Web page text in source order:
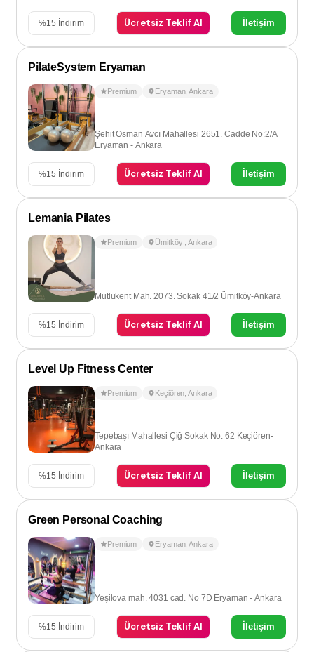
%15 İndirim Ücretsiz Teklif Al İletişim
PilateSystem Eryaman
Premium Eryaman,Ankara
Şehit Osman Avcı Mahallesi 2651. Cadde No:2/A
Eryaman - Ankara
%15 İndirim Ücretsiz Teklif Al İletişim
Lemania Pilates
Premium Ümitköy ,Ankara
Mutlukent Mah. 2073. Sokak 41/2 Ümitköy-Ankara
%15 İndirim Ücretsiz Teklif Al İletişim
Level Up Fitness Center
Premium Keçiören ,Ankara
Tepebaşı Mahallesi Çiğ Sokak No: 62 Keçiören-
Ankara
%15 İndirim Ücretsiz Teklif Al İletişim
Green Personal Coaching
Premium Eryaman,Ankara
Yeşilova mah. 4031 cad. No 7D Eryaman - Ankara
%15 İndirim Ücretsiz Teklif Al İletişim